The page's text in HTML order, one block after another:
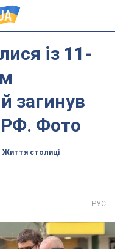
із 11-
загинув
РФ. Фото
Життя столиці
РУС